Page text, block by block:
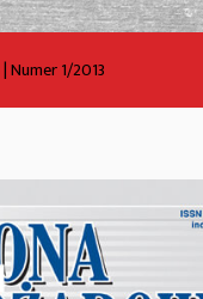
|Numer 1/2013